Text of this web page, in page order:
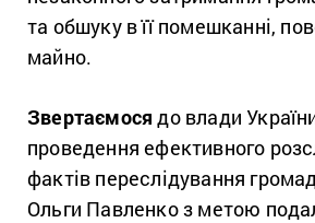
та обшуку в її помешканні,
майно.
Звертаємося до влади
проведення ефективного
фактів переслідування
Ольги Павленко з метою